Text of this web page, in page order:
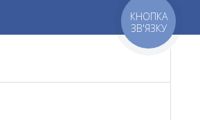
КНОПКА
ЗВ'ЯЗКУ